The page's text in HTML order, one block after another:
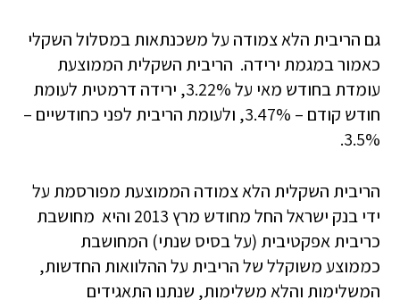
גם הריבית הלא צמודה על משכנתאות במסלול השקלי
כאמור במגמת ירידה. הריבית השקלית הממוצעת
עומדת בחודש מאי על 3.22%, ירידה דרמטית לעומת
חודש קודם – 3.47%, ולעומת הריבית לפני כחודשיים –
3.5%.
הריבית השקלית הלא צמודה הממוצעת מפורסמת על
ידי בנק ישראל החל מחודש מרץ 2013 והיא מחושבת
כריבית אפקטיבית (על בסיס שנתי) המחושבת
כממוצע משוקלל של הריבית על ההלוואות החדשות,
המשלימות והלא משלימות, שנתנו התאגידים